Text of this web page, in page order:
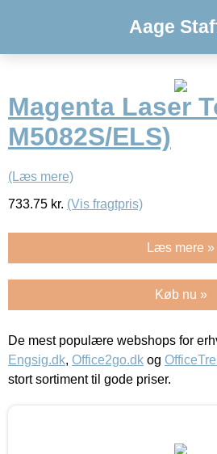
Aage
Magenta Laser
M5082S/ELS)
(Læs mere)
733.75 kr. (Vis fragtpris)
Læs mere »
Køb nu »
De mest populære webshops for
Engsig.dk, Office2go.dk og
stort sortiment til gode priser.